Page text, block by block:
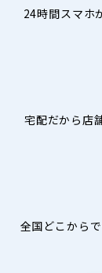
24時間スマホ
宅配だから店
全国どこから